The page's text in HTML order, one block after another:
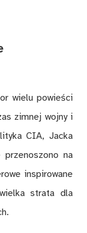
wielu powieści
zimnej wojny i
CIA, Jacka
przenoszono na
inspirowane
strata dla